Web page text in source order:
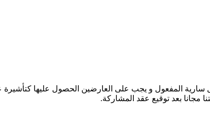
سارية المفعول و يجب على العارضين الحصول عليها
مجانا بعد توقيع عقد المشاركة.